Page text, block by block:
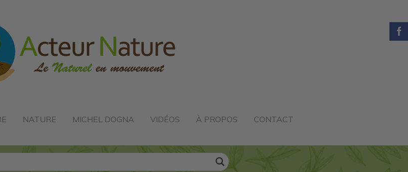
NATURE MICHEL DOGNA VIDÉOS À PROPOS CONTACT